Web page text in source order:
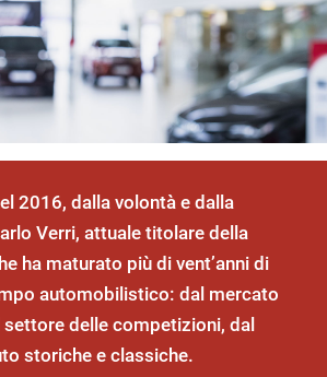
2016, dalla volontà e dalla
Verri, attuale titolare della
ha maturato più di vent’anni di
automobilistico: dal mercato
settore delle competizioni, dal
storiche e classiche.